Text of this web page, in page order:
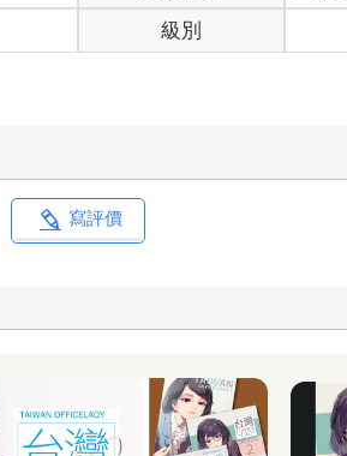
級別
寫評價